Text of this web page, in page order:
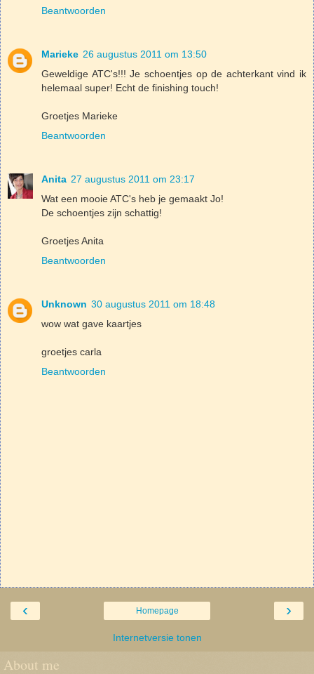
Beantwoorden
Marieke 26 augustus 2011 om 13:50
Geweldige ATC's!!! Je schoentjes op de achterkant vind ik
helemaal super! Echt de finishing touch!
Groetjes Marieke
Beantwoorden
Anita 27 augustus 2011 om 23:17
Wat een mooie ATC's heb je gemaakt Jo!
De schoentjes zijn schattig!
Groetjes Anita
Beantwoorden
Unknown 30 augustus 2011 om 18:48
wow wat gave kaartjes
groetjes carla
Beantwoorden
‹ ›
Homepage
Internetversie tonen
About me